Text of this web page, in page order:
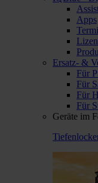
Apps
Ersatz- &
Für
Für
Für
Für
Geräte im